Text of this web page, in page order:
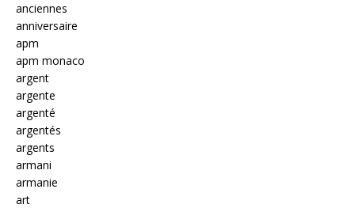
anciennes
anniversaire
apm
apm monaco
argent
argente
argenté
argentés
argents
armani
armanie
art